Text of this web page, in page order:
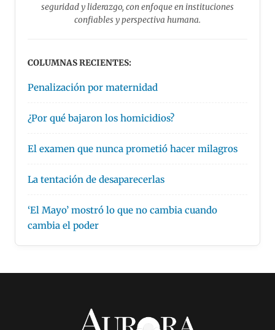
seguridad y liderazgo, con enfoque en instituciones
confiables y perspectiva humana.
COLUMNAS RECIENTES:
Penalización por maternidad
¿Por qué bajaron los homicidios?
El examen que nunca prometió hacer milagros
La tentación de desaparecerlas
‘El Mayo’ mostró lo que no cambia cuando
cambia el poder